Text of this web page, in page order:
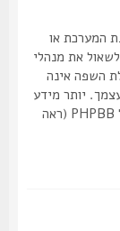
או
את מנהלי
אינה
מידע
אודות תירגום שפה תוכל למצוא באתר הרישמי של PHPBB (ראה